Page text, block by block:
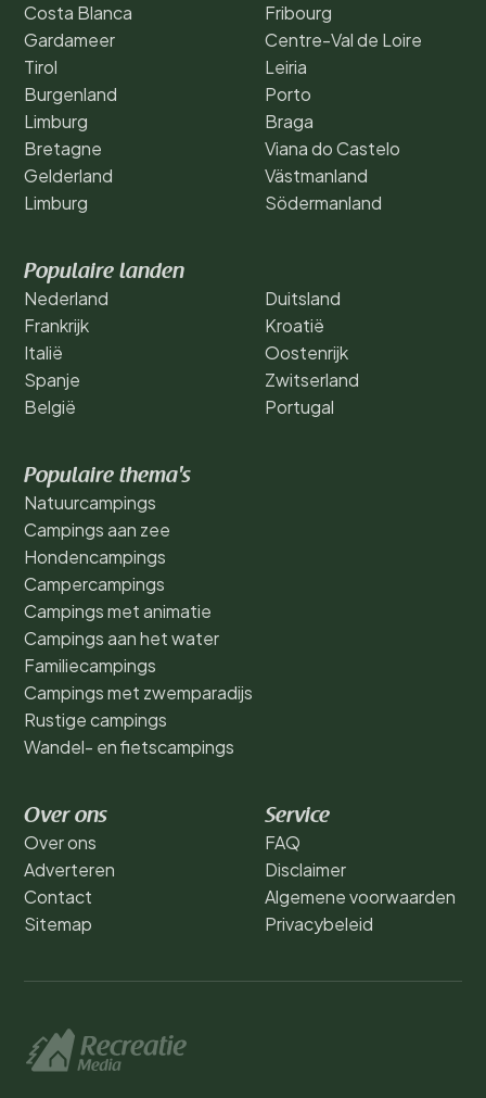
Costa Blanca
Gardameer
Tirol
Burgenland
Limburg
Bretagne
Gelderland
Limburg
Fribourg
Centre-Val de Loire
Leiria
Porto
Braga
Viana do Castelo
Västmanland
Södermanland
Populaire landen
Nederland
Frankrijk
Italië
Spanje
België
Duitsland
Kroatië
Oostenrijk
Zwitserland
Portugal
Populaire thema's
Natuurcampings
Campings aan zee
Hondencampings
Campercampings
Campings met animatie
Campings aan het water
Familiecampings
Campings met zwemparadijs
Rustige campings
Wandel- en fietscampings
Over ons
Over ons
Adverteren
Contact
Sitemap
Service
FAQ
Disclaimer
Algemene voorwaarden
Privacybeleid